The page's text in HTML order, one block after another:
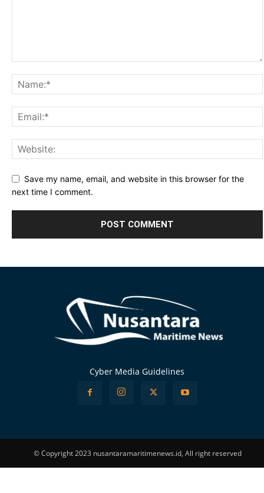
Save my name, email, and website in this browser for the
next time I comment.
Cyber Media Guidelines
© Copyright 2023 nusantaramaritimenews.id, All right reserved